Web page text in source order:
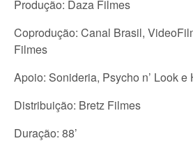
Produção: Daza Filmes
Coprodução: Canal Brasil,
Filmes
Apoio: Sonideria, Psycho n’ Look
Distribuição: Bretz Filmes
Duração: 88’